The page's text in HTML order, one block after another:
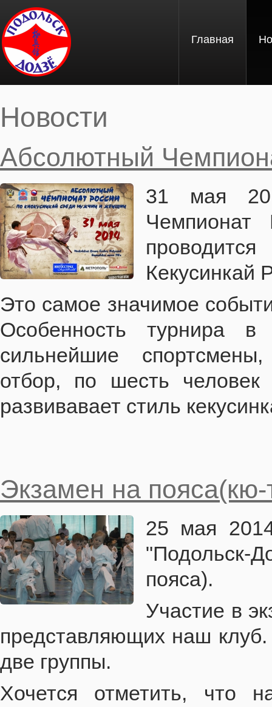
Перейти к основному содержанию
Главная
Новости
Вы здесь
Абсолютный
31 мая
Чемпионат
Кекусинкай
Это самое значимое
Особенность турнира
сильнейшие
отбор, по шесть
развивавает стиль
Экзамен на пояса(кю-
25 мая
"Подольск-
пояса).
Участие в
представляющих наш
две группы.
Хочется отметить, что